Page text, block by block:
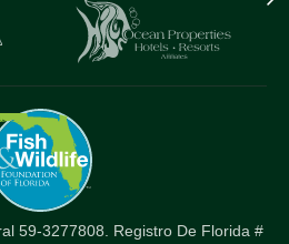
59-3277808. Registro De Florida #